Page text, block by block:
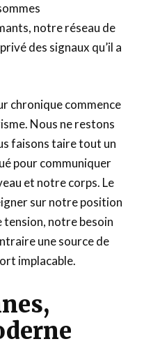
notre réseau de
des signaux qu’il a
chronique commence
Nous ne restons
faisons taire tout un
pour communiquer
et notre corps. Le
sur notre position
tension, notre besoin
une source de
implacable.